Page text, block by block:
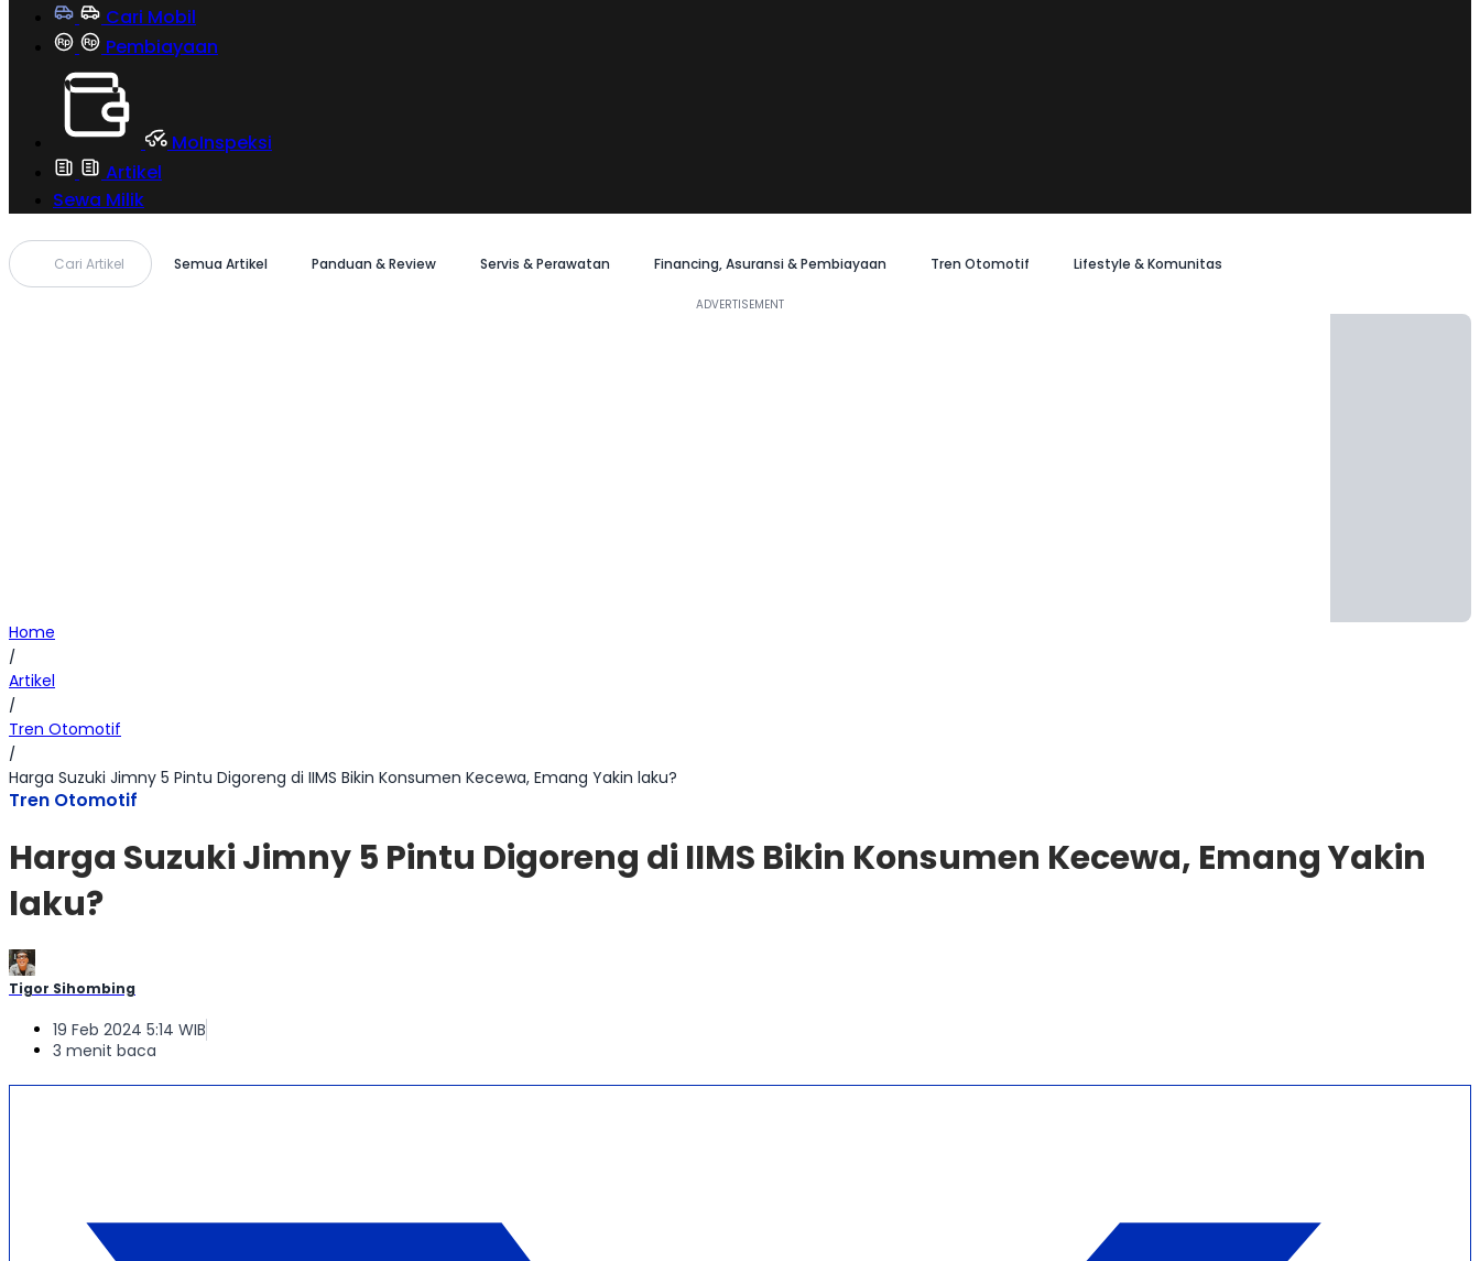
Cari Mobil
Pembiayaan
MoInspeksi
Artikel
Sewa Milik
Cari Artikel Semua Artikel Panduan & Review Servis & Perawatan Financing, Asuransi & Pembiayaan Tren Otomotif Lifestyle & Komunitas
Home
/
Artikel
/
Tren Otomotif
/
Harga Suzuki Jimny 5 Pintu Digoreng di IIMS Bikin Konsumen Kecewa, Emang Yakin laku?
Tren Otomotif
Harga Suzuki Jimny 5 Pintu Digoreng di IIMS Bikin Konsumen Kecewa, Emang Yakin
laku?
Tigor Sihombing
19 Feb 2024 5:14 WIB
3 menit baca